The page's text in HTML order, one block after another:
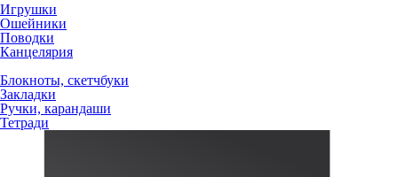
Игрушки
Ошейники
Поводки
Канцелярия
Блокноты, скетчбуки
Закладки
Ручки, карандаши
Тетради